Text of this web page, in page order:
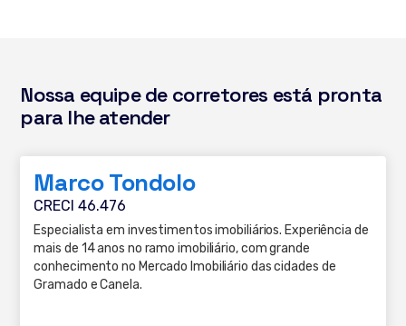
Nossa equipe de corretores está pronta
para lhe atender
Marco Tondolo
CRECI 46.476
Especialista em investimentos imobiliários. Experiência de
mais de 14 anos no ramo imobiliário, com grande
conhecimento no Mercado Imobiliário das cidades de
Gramado e Canela.